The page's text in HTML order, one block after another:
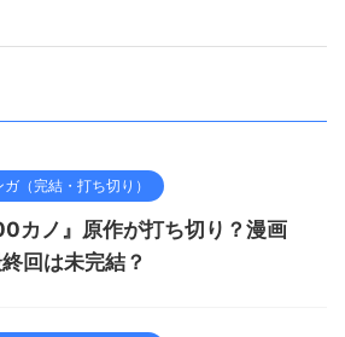
ガ（完結・打ち切り）
カノ』原作が打ち切り？漫画
回は未完結？